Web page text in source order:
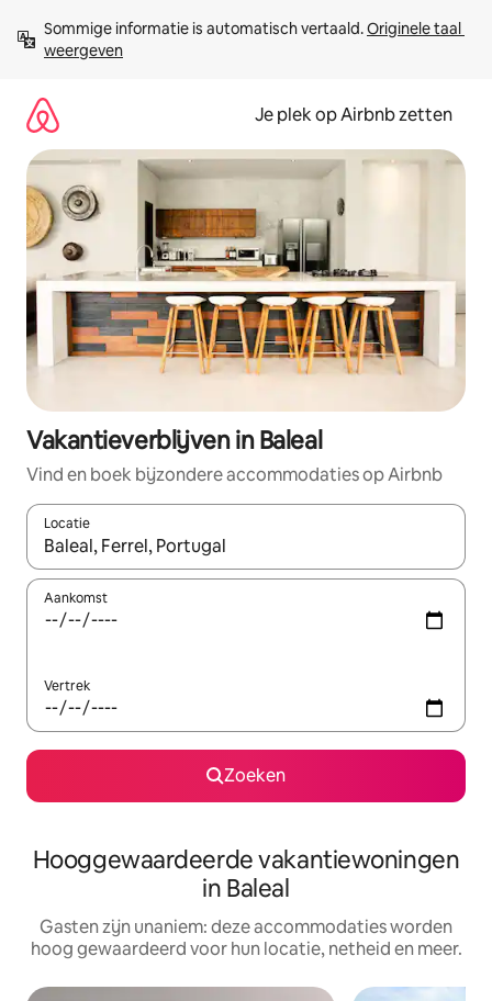
direct
naar
Sommige informatie is automatisch vertaald. Originele taal
weergeven
Je plek op Airbnb zetten
Vakantieverblijven in Baleal
Vind en boek bijzondere accommodaties op Airbnb
Locatie
Wanneer er resultaten beschikbaar zijn, maak je een keuze
Aankomst
Vertrek
Zoeken
Hooggewaardeerde vakantiewoningen
in Baleal
Gasten zijn unaniem: deze accommodaties worden
hoog gewaardeerd voor hun locatie, netheid en meer.